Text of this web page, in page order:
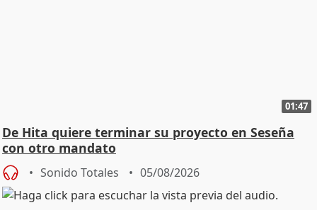
01:47
De Hita quiere terminar su proyecto en Seseña
con otro mandato
Sonido Totales 05/08/2026